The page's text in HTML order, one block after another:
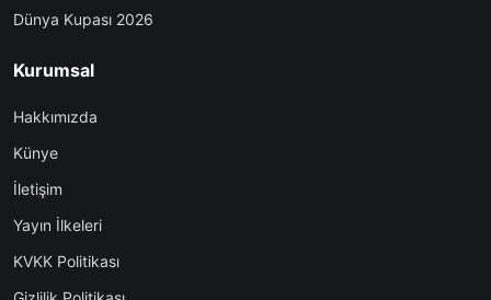
Dünya Kupası 2026
Kurumsal
Hakkımızda
Künye
İletişim
Yayın İlkeleri
KVKK Politikası